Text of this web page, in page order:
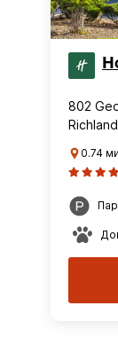
802
0.74